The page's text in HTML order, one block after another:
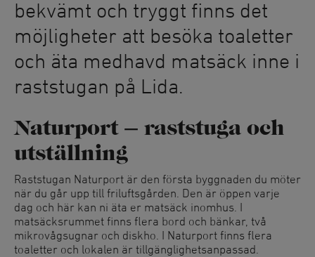
bekvämt och tryggt finns det
möjligheter att besöka toaletter
och äta medhavd matsäck inne i
raststugan på Lida.
Naturport – raststuga och
utställning
Raststugan Naturport är den första byggnaden du möter
när du går upp till friluftsgården. Den är öppen varje
dag och här kan ni äta er matsäck inomhus. I
matsäcksrummet finns flera bord och bänkar, två
mikrovågsugnar och diskho. I Naturport finns flera
toaletter och lokalen är tillgänglighetsanpassad.